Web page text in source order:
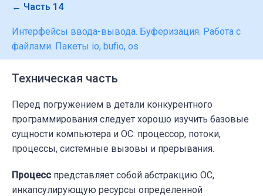
← Часть 14
Интерфейсы ввода-вывода. Буферизация. Работа с
файлами. Пакеты io, bufio, os
Техническая часть
Перед погружением в детали конкурентного
программирования следует хорошо изучить базовые
сущности компьютера и ОС: процессор, потоки,
процессы, системные вызовы и прерывания.
Процесс представляет собой абстракцию ОС,
инкапсулирующую ресурсы определенной